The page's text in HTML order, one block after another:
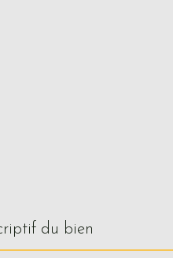
du bien